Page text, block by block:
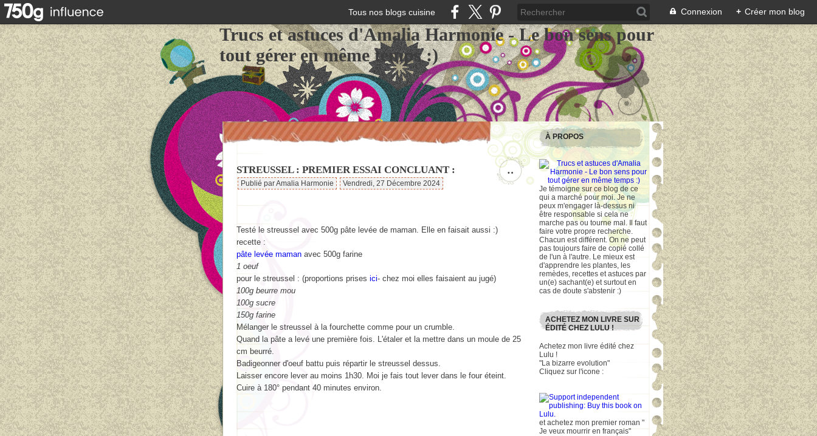
Tous nos blogs cuisine Connexion + Créer mon blog
Trucs et astuces d'Amalia Harmonie - Le bon sens pour
tout gérer en même temps :)
…
STREUSSEL : PREMIER ESSAI CONCLUANT :
Publié par Amalia Harmonie Vendredi, 27 Décembre 2024
Testé le streussel avec 500g pâte levée de maman. Elle en faisait aussi :)
recette :
pâte levée maman avec 500g farine
1 oeuf
pour le streussel : (proportions prises ici- chez moi elles faisaient au jugé)
100g beurre mou
100g sucre
150g farine
Mélanger le streussel à la fourchette comme pour un crumble.
Quand la pâte a levé une première fois. L'étaler et la mettre dans un moule de 25
cm beurré.
Badigeonner d'oeuf battu puis répartir le streussel dessus.
Laisser encore lever au moins 1h30. Moi je fais tout lever dans le four éteint.
Cuire à 180° pendant 40 minutes environ.
À PROPOS
Je témoigne sur ce blog de ce
qui a marché pour moi. Je ne
peux m'engager là-dessus ni
être responsable si cela ne
marche pas ou tourne mal. Il faut
faire votre propre recherche.
Chacun est différent. On ne peut
pas toujours faire de copié collé
de l'un à l'autre. Le mieux est
d'apprendre les plantes, les
remèdes, recettes et astuces par
un(e) sachant(e) et surtout en
cas de doute s'abstenir :)
ACHETEZ MON LIVRE SUR
ÉDITÉ CHEZ LULU !
Achetez mon livre édité chez
Lulu !
"La bizarre evolution"
Cliquez sur l'icone :
et achetez mon premier roman "
Je veux mourrir en français"